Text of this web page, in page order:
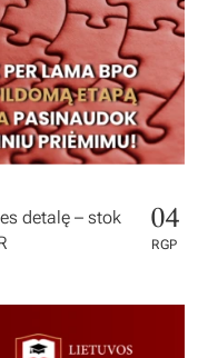
detalę – stok
04
RGP